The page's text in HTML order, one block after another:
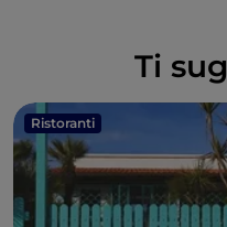
Ti
Ristoranti